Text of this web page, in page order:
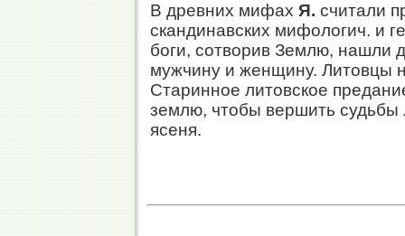
В древних мифах Я. считали
скандинавских мифологич. и
боги, сотворив Землю, нашли
мужчину и женщину. Литовцы
Старинное литовское
землю, чтобы вершить
ясеня.